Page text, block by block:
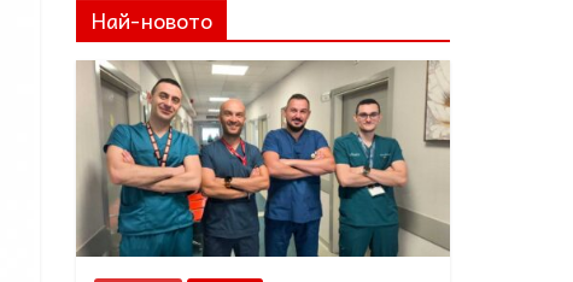
Най-новото